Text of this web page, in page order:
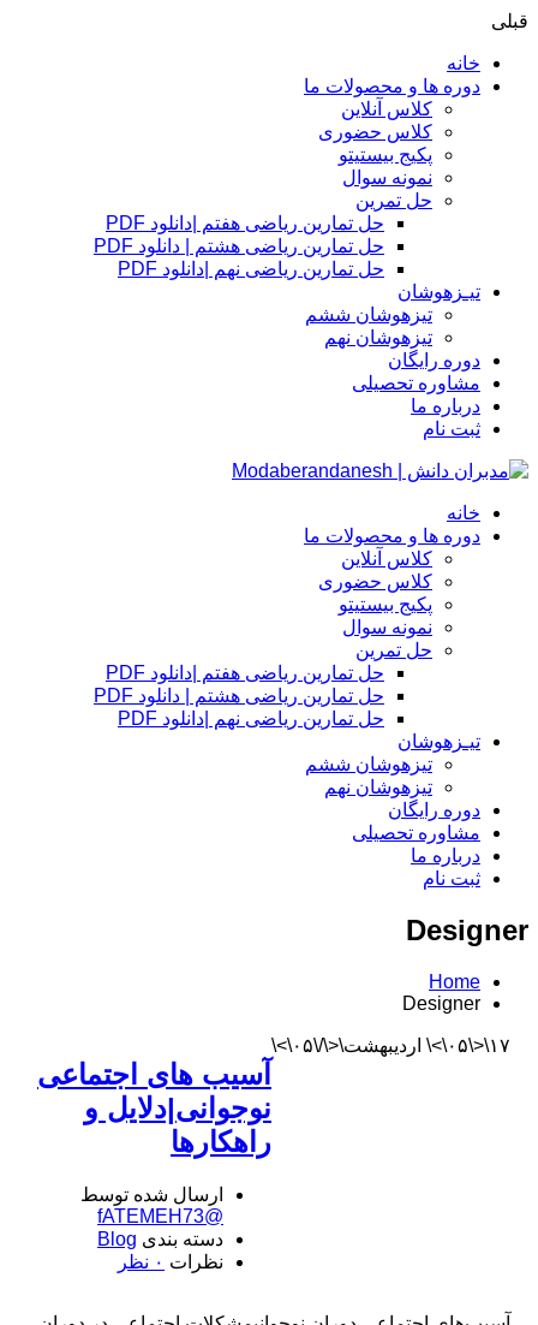
قبلی
خانه
دوره ها و محصولات ما
کلاس آنلاین
کلاس حضوری
پکیج بیستیتو
نمونه سوال
حل تمرین
حل تمارین ریاضی هفتم |دانلود PDF
حل تمارین ریاضی هشتم | دانلود PDF
حل تمارین ریاضی نهم |دانلود PDF
تیـزهوشان
تیزهوشان ششم
تیزهوشان نهم
دوره رایگان
مشاوره تحصیلی
درباره ما
ثبت نام
خانه
دوره ها و محصولات ما
کلاس آنلاین
کلاس حضوری
پکیج بیستیتو
نمونه سوال
حل تمرین
حل تمارین ریاضی هفتم |دانلود PDF
حل تمارین ریاضی هشتم | دانلود PDF
حل تمارین ریاضی نهم |دانلود PDF
تیـزهوشان
تیزهوشان ششم
تیزهوشان نهم
دوره رایگان
مشاوره تحصیلی
درباره ما
ثبت نام
Designer
Home
Designer
۱۷\<\۰۵\>\ اردیبهشت\<\/\۰۵\>\
آسیب های اجتماعی
نوجوانی|دلایل و
راهکارها
ارسال شده توسط
@fATEMEH73
دسته بندی Blog
نظرات ۰ نظر